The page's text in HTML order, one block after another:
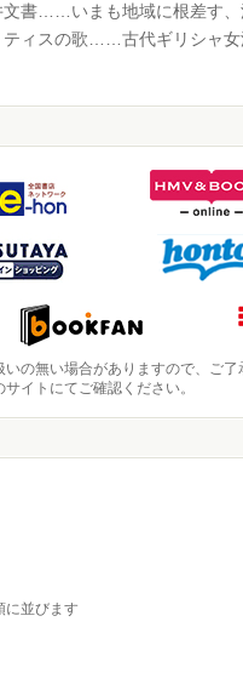
文書……いまも地域に根差す、
ティスの歌……古代ギリシャ女
の無い場合がありますので、ご了
イトにてご確認ください。
並びます